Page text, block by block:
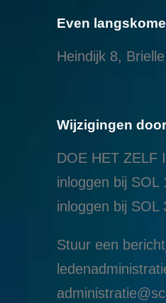
Even
Heindijk 8, Brielle
Wijzigingen
DOE HET ZELF
inloggen bij SOL
inloggen bij SOL
Stuur een